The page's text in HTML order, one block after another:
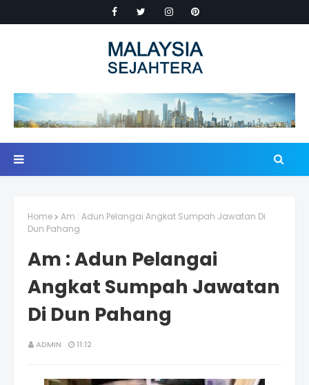
Home
Am : Adun Pelangai Angkat Sumpah Jawatan Di
Dun Pahang
Am : Adun Pelangai
Angkat Sumpah Jawatan
Di Dun Pahang
ADMIN 11:12